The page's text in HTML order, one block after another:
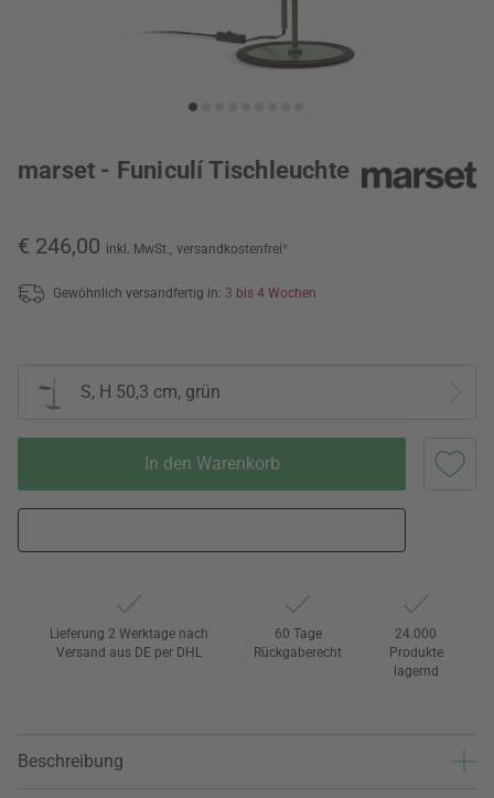
marset - Funiculí Tischleuchte
€ 246,00 inkl. MwSt., versandkostenfrei*
Gewöhnlich versandfertig in: 3 bis 4 Wochen
S, H 50,3 cm, grün
In den Warenkorb
Lieferung 2 Werktage nach
Versand aus DE per DHL
60 Tage
Rückgaberecht
24.000
Produkte
lagernd
Beschreibung